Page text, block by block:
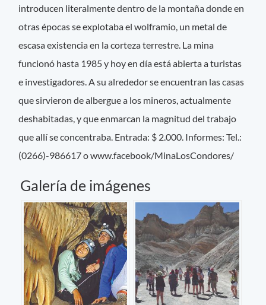
introducen literalmente dentro de la montaña donde en
otras épocas se explotaba el wolframio, un metal de
escasa existencia en la corteza terrestre. La mina
funcionó hasta 1985 y hoy en día está abierta a turistas
e investigadores. A su alrededor se encuentran las casas
que sirvieron de albergue a los mineros, actualmente
deshabitadas, y que enmarcan la magnitud del trabajo
que allí se concentraba. Entrada: $ 2.000. Informes: Tel.:
(0266)-986617 o www.facebook/MinaLosCondores/
Galería de imágenes